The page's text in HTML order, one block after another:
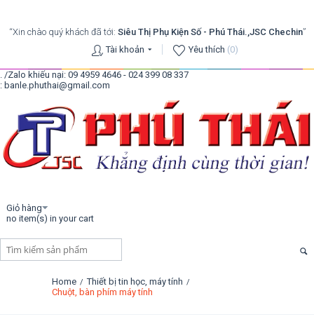
“Xin chào quý khách đã tới: Siêu Thị Phụ Kiện Số - Phú Thái.,JSC Chechin”
Tài khoản
Yêu thích (0)
. /Zalo khiếu nại: 09 4959 4646 - 024 399 08 337
: banle.phuthai@gmail.com
Giỏ hàng
no item(s) in your cart
Home / Thiết bị tin học, máy tính /
Chuột, bàn phím máy tính